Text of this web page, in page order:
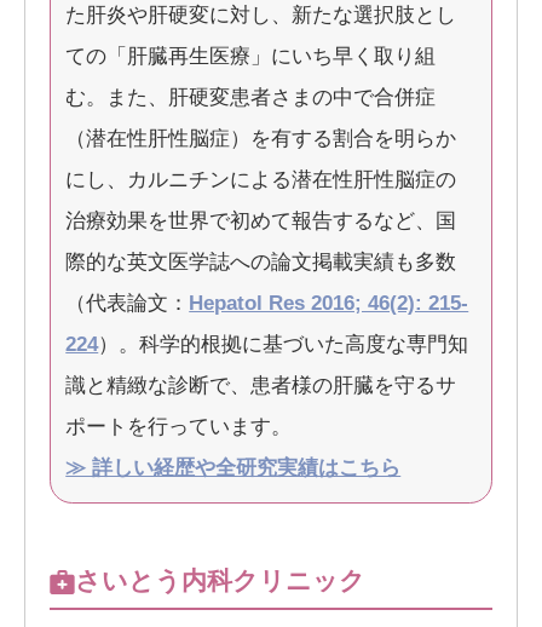
た肝炎や肝硬変に対し、新たな選択肢とし
ての「肝臓再生医療」にいち早く取り組
む。また、肝硬変患者さまの中で合併症
（潜在性肝性脳症）を有する割合を明らか
にし、カルニチンによる潜在性肝性脳症の
治療効果を世界で初めて報告するなど、国
際的な英文医学誌への論文掲載実績も多数
（代表論文： Hepatol Res 2016; 46(2): 215-
224）。科学的根拠に基づいた高度な専門知
識と精緻な診断で、患者様の肝臓を守るサ
ポートを行っています。
≫ 詳しい経歴や全研究実績はこちら
さいとう内科クリニック